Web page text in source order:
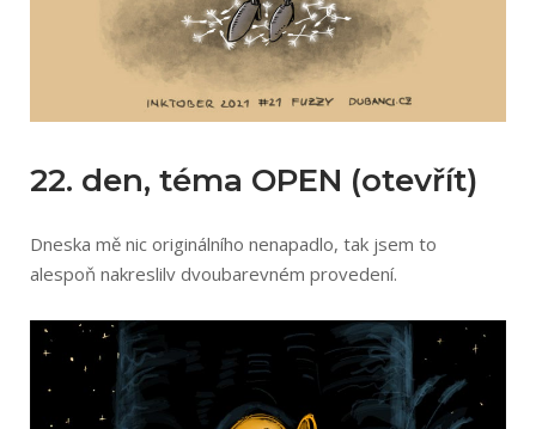
22. den, téma OPEN (otevřít)
Dneska mě nic originálního nenapadlo, tak jsem to
alespoň nakreslilv dvoubarevném provedení.